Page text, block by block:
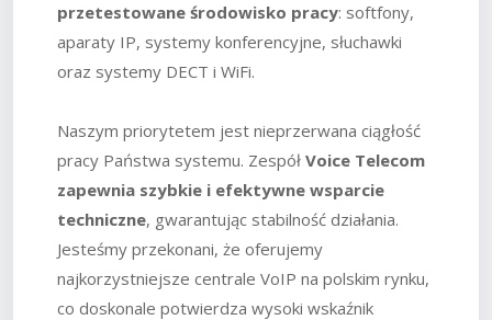
przetestowane środowisko pracy: softfony,
aparaty IP, systemy konferencyjne, słuchawki
oraz systemy DECT i WiFi.
Naszym priorytetem jest nieprzerwana ciągłość
pracy Państwa systemu. Zespół Voice Telecom
zapewnia szybkie i efektywne wsparcie
techniczne, gwarantując stabilność działania.
Jesteśmy przekonani, że oferujemy
najkorzystniejsze centrale VoIP na polskim rynku,
co doskonale potwierdza wysoki wskaźnik